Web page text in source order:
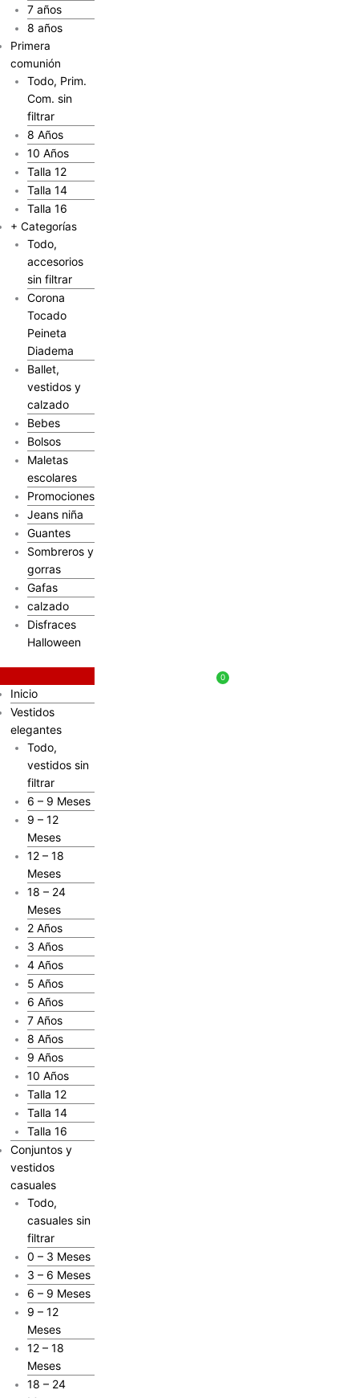
7 años
8 años
Primera
comunión
Todo, Prim.
Com. sin
filtrar
8 Años
10 Años
Talla 12
Talla 14
Talla 16
+ Categorías
Todo,
accesorios
sin filtrar
Corona
Tocado
Peineta
Diadema
Ballet,
vestidos y
calzado
Bebes
Bolsos
Maletas
escolares
Promociones
Jeans niña
Guantes
Sombreros y
gorras
Gafas
calzado
Disfraces
Halloween
Inicio
Vestidos
elegantes
Todo,
vestidos sin
filtrar
6 – 9 Meses
9 – 12
Meses
12 – 18
Meses
18 – 24
Meses
2 Años
3 Años
4 Años
5 Años
6 Años
7 Años
8 Años
9 Años
10 Años
Talla 12
Talla 14
Talla 16
Conjuntos y
vestidos
casuales
Todo,
casuales sin
filtrar
0 – 3 Meses
3 – 6 Meses
6 – 9 Meses
9 – 12
Meses
12 – 18
Meses
18 – 24
0